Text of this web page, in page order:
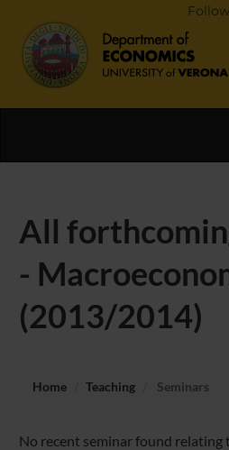
All
-
(2013/2014)
Home Teaching Seminars
No recent seminar found relating